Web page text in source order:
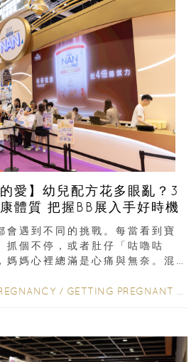
愛】幼兒配方花多眼亂？3
體質 把握BB展入手好時機
會遇到不同的挑戰。每當看到寶
抓個不停，或者肚仔「咕嚕咕
媽媽心裡總滿是心痛與無奈。混
/ GETTING PREGNANT